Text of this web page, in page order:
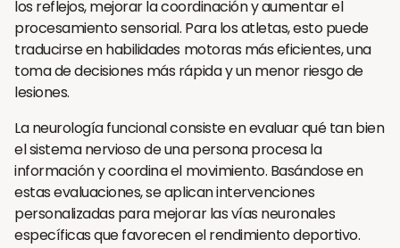
los reflejos, mejorar la coordinación y aumentar el
procesamiento sensorial. Para los atletas, esto puede
traducirse en habilidades motoras más eficientes, una
toma de decisiones más rápida y un menor riesgo de
lesiones.
La neurología funcional consiste en evaluar qué tan bien
el sistema nervioso de una persona procesa la
información y coordina el movimiento. Basándose en
estas evaluaciones, se aplican intervenciones
personalizadas para mejorar las vías neuronales
específicas que favorecen el rendimiento deportivo.